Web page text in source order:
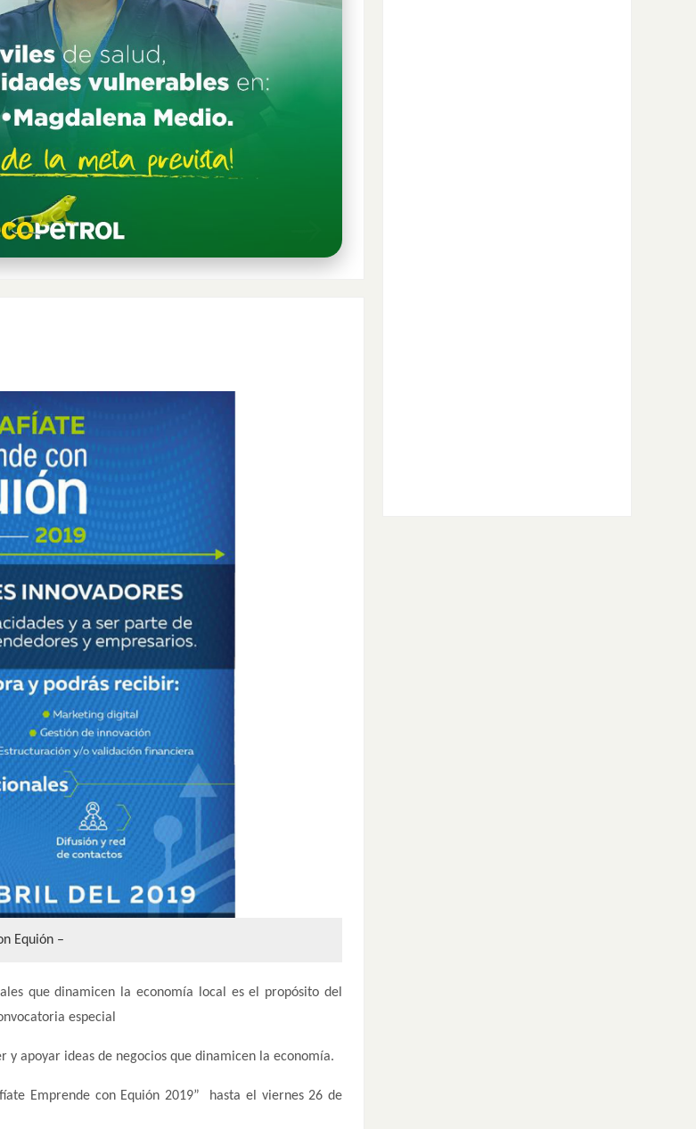
Equión –
que dinamicen la economía local es el propósito del
especial
apoyar ideas de negocios que dinamicen la economía.
Emprende con Equión 2019” hasta el viernes 26 de